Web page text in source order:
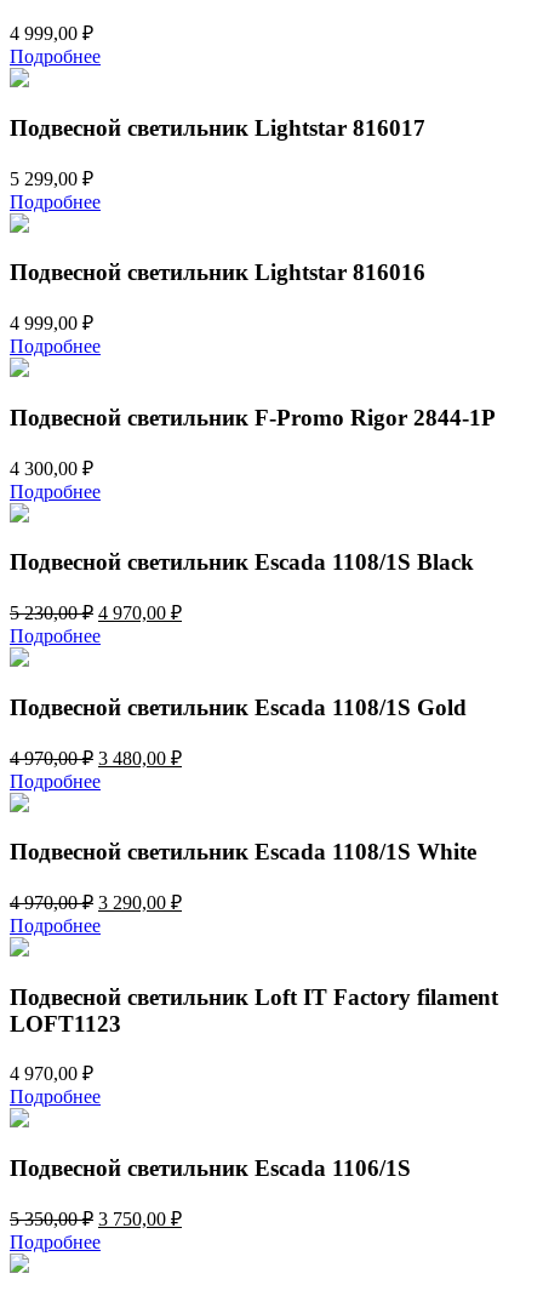
4 999,00 ₽
Подробнее
Подвесной светильник Lightstar 816017
5 299,00 ₽
Подробнее
Подвесной светильник Lightstar 816016
4 999,00 ₽
Подробнее
Подвесной светильник F-Promo Rigor 2844-1P
4 300,00 ₽
Подробнее
Подвесной светильник Escada 1108/1S Black
5 230,00₽ Первоначальная
цена
составляла
230,00 ₽.
4 970,00 ₽Текущая
Подробнее
Подвесной светильник Escada 1108/1S Gold
4 970,00₽ Первоначальная
цена
составляла
970,00 ₽.
3 480,00 ₽Текущая
Подробнее
Подвесной светильник Escada 1108/1S White
4 970,00₽ Первоначальная
цена
составляла
970,00 ₽.
3 290,00 ₽Текущая
Подробнее
Подвесной светильник Loft IT Factory filament
LOFT1123
4 970,00 ₽
Подробнее
Подвесной светильник Escada 1106/1S
5 350,00₽ Первоначальная
цена
составляла
3 750,00 ₽Текущая
Подробнее